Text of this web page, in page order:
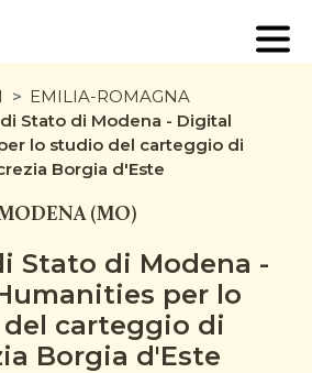
EMILIA-ROMAGNA
Stato di Modena - Digital
lo studio del carteggio di
Borgia d'Este
(MO)
Stato di Modena -
per lo
carteggio di
Borgia d'Este